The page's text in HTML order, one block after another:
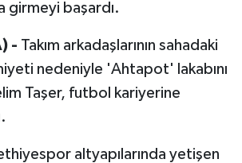
girmeyi başardı.
- Takım arkadaşlarının sahadaki
nedeniyle 'Ahtapot' lakabını
Taşer, futbol kariyerine
altyapılarında yetişen